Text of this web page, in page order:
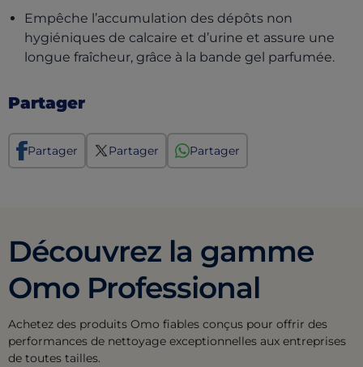
Empêche l’accumulation des dépôts non
hygiéniques de calcaire et d’urine et assure une
longue fraîcheur, grâce à la bande gel parfumée.
Partager
Partager Partager Partager
Découvrez la gamme
Omo Professional
Achetez des produits Omo fiables conçus pour offrir des
performances de nettoyage exceptionnelles aux entreprises
de toutes tailles.